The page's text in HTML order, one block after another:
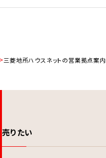
三菱地所ハウスネットの営業拠点案内
売りたい